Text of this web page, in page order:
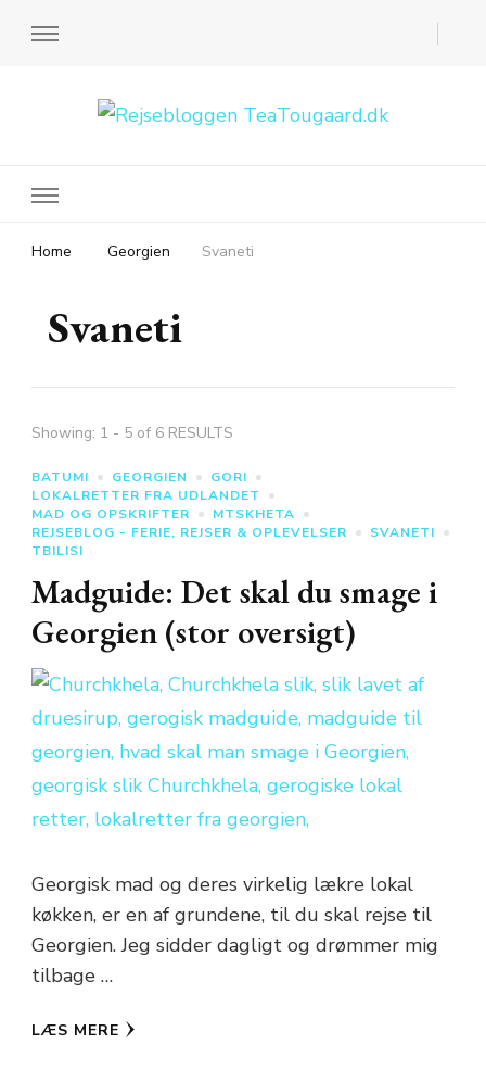
Home Georgien Svaneti
Svaneti
Showing: 1 - 5 of 6 RESULTS
BATUMI GEORGIEN
GORI
LOKALRETTER FRA UDLANDET
MAD OG OPSKRIFTER
MTSKHETA
REJSEBLOG - FERIE, REJSER & OPLEVELSER
SVANETI
TBILISI
Madguide: Det skal du smage i
Georgien (stor oversigt)
Georgisk mad og deres virkelig lækre lokal
køkken, er en af grundene, til du skal rejse til
Georgien. Jeg sidder dagligt og drømmer mig
tilbage …
LÆS MERE